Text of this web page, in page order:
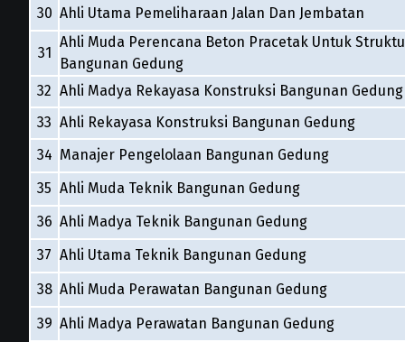
30 Ahli Utama Pemeliharaan Jalan Dan Jembatan
31
Ahli Muda Perencana Beton Pracetak Untuk
Bangunan Gedung
32 Ahli Madya Rekayasa Konstruksi Bangunan Gedung
33 Ahli Rekayasa Konstruksi Bangunan Gedung
34 Manajer Pengelolaan Bangunan Gedung
35 Ahli Muda Teknik Bangunan Gedung
36 Ahli Madya Teknik Bangunan Gedung
37 Ahli Utama Teknik Bangunan Gedung
38 Ahli Muda Perawatan Bangunan Gedung
39 Ahli Madya Perawatan Bangunan Gedung